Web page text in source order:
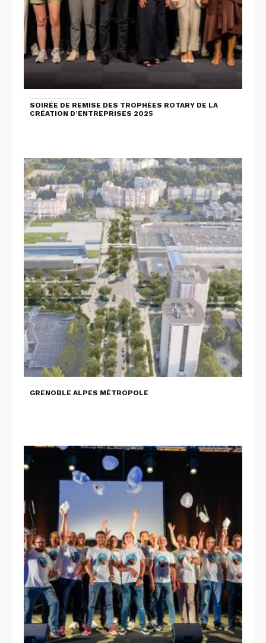
SOIRÉE DE REMISE DES TROPHÉES ROTARY DE LA
CRÉATION D’ENTREPRISES 2025
GRENOBLE ALPES MÉTROPOLE